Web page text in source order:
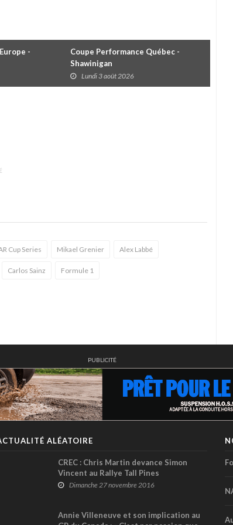
-
Coupe Performance Québec -
Shawinigan
Lundi 3 août 2026
Cup Series Mikael Grenier Alex Labbé
Carlos Sainz Formule 1
PUBLICITÉ
ALÉATOIRE
CREC : Chris Martin devance Simon
Vincent au Rallye Tall Pines
Dimanche 27 novembre 2016
Annie Villeneuve et son implication au